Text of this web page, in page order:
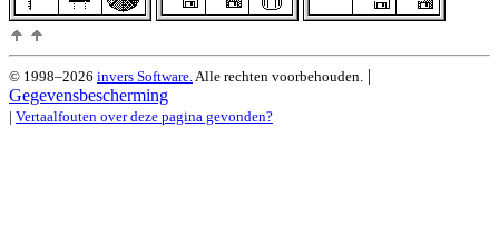
© 1998–2026 invers Software. Alle rechten voorbehouden. |
Gegevensbescherming
| Vertaalfouten over deze pagina gevonden?